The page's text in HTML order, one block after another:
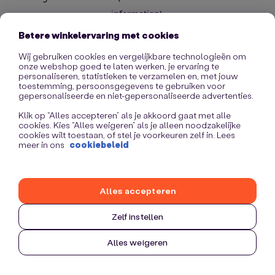
information).
Betere winkelervaring met cookies
Wij gebruiken cookies en vergelijkbare technologieën om
onze webshop goed te laten werken, je ervaring te
personaliseren, statistieken te verzamelen en, met jouw
toestemming, persoonsgegevens te gebruiken voor
gepersonaliseerde en niet-gepersonaliseerde advertenties.
Klik op “Alles accepteren” als je akkoord gaat met alle
cookies. Kies “Alles weigeren” als je alleen noodzakelijke
cookies wilt toestaan, of stel je voorkeuren zelf in. Lees
meer in ons cookiebeleid
Zelf instellen
Alles weigeren
Alles accepteren